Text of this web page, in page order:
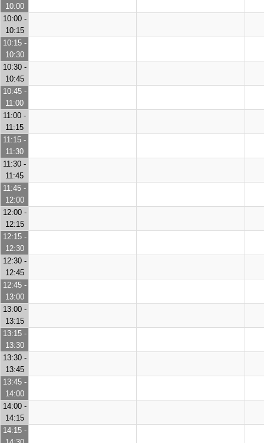
10:00
10:00 -
10:15
10:15 -
10:30
10:30 -
10:45
10:45 -
11:00
11:00 -
11:15
11:15 -
11:30
11:30 -
11:45
11:45 -
12:00
12:00 -
12:15
12:15 -
12:30
12:30 -
12:45
12:45 -
13:00
13:00 -
13:15
13:15 -
13:30
13:30 -
13:45
13:45 -
14:00
14:00 -
14:15
14:15 -